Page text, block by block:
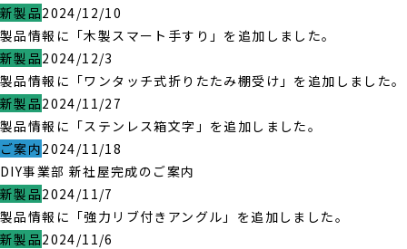
新製品2024/12/10
製品情報に「木製スマート手すり」を追加しました。
新製品2024/12/3
製品情報に「ワンタッチ式折りたたみ棚受け」を追加しました。
新製品2024/11/27
製品情報に「ステンレス箱文字」を追加しました。
ご案内2024/11/18
DIY事業部 新社屋完成のご案内
新製品2024/11/7
製品情報に「強力リブ付きアングル」を追加しました。
新製品2024/11/6